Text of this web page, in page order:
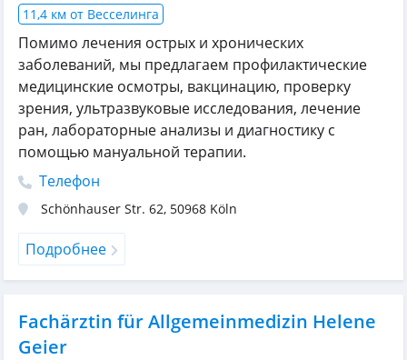
11,4 км от Весселинга
Помимо лечения острых и хронических
заболеваний, мы предлагаем профилактические
медицинские осмотры, вакцинацию, проверку
зрения, ультразвуковые исследования, лечение
ран, лабораторные анализы и диагностику с
помощью мануальной терапии.
Телефон
Schönhauser Str. 62, 50968 Köln
Подробнее
Fachärztin für Allgemeinmedizin Helene
Geier